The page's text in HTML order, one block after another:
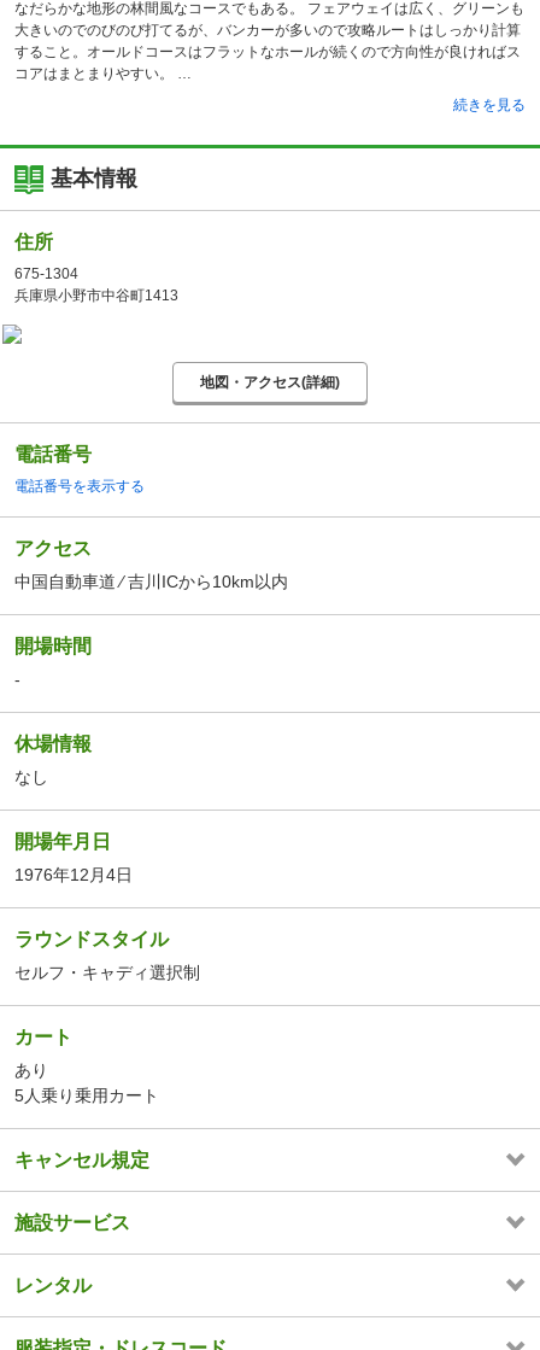
なだらかな地形の林間風なコースでもある。 フェアウェイは広く、グリーンも
大きいのでのびのび打てるが、バンカーが多いので攻略ルートはしっかり計算
すること。オールドコースはフラットなホールが続くので方向性が良ければス
コアはまとまりやすい。
続きを見る
基本情報
住所
675-1304
兵庫県小野市中谷町1413
地図・アクセス(詳細)
電話番号
電話番号を表示する
アクセス
中国自動車道 ⁄ 吉川ICから10km以内
開場時間
-
休場情報
なし
開場年月日
1976年12月4日
ラウンドスタイル
セルフ・キャディ選択制
カート
あり
5人乗り乗用カート
キャンセル規定
施設サービス
レンタル